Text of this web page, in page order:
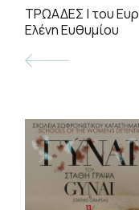
ΤΡΩΑΔΕΣ | του
Ελένη Ευθυμίου